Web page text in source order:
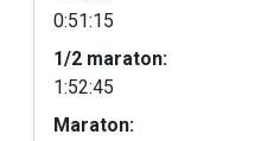
0:51:15
1/2 maraton:
1:52:45
Maraton: